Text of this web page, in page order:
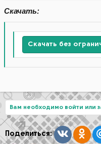
Скачать:
Скачать без
Вам необходимо войти или
Поделиться: